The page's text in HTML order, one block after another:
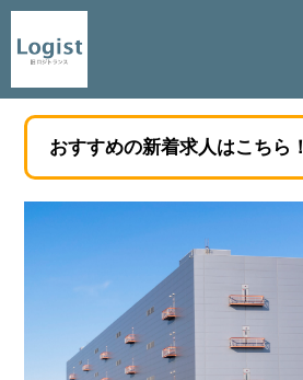
おすすめの新着求人はこちら！